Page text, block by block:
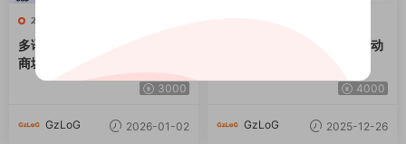
本站精品
多语言抢单刷单系统/海外抢单
商城/订单匹配源码/打针/前端
vue
3000
GzLoG 2026-01-02
海外tiktok抢单刷单系统/手动
4000
GzLoG 2025-12-26